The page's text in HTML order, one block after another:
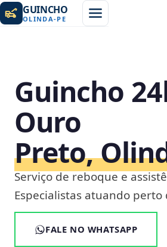
GUINCHO
OLINDA-PE
Guincho
Ouro
Preto,
Serviço de reboque e
Especialistas atuando perto
FALE NO WHATSAPP